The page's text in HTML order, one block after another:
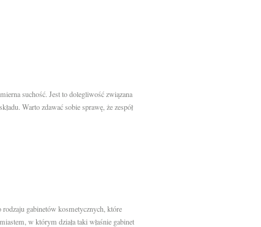
suchość. Jest to dolegliwość związana
Warto zdawać sobie sprawę, że zespół
rodzaju gabinetów kosmetycznych, które
w którym działa taki właśnie gabinet